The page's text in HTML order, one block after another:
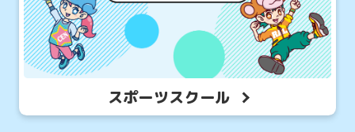
スポーツスクール